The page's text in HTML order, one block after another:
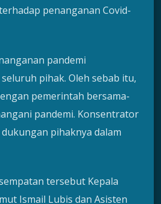
penanganan Covid-
pandemi
pihak. Oleh sebab itu,
pemerintah bersama-
pandemi. Konsentrator
pihaknya dalam
tersebut Kepala
Ismail Lubis dan Asisten